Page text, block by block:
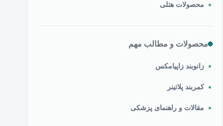
محصولات هتلی
محصولات و مطالب مهم
زانوبند زاپیامکس
کمربند پلاتینر
مقالات و راهنمای پزشکی